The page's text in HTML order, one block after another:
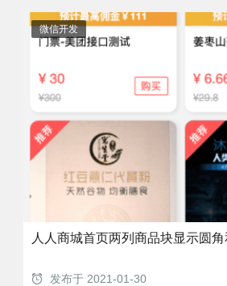
微信开发
人人商城首页两列商品块显示圆
发布于 2021-01-30